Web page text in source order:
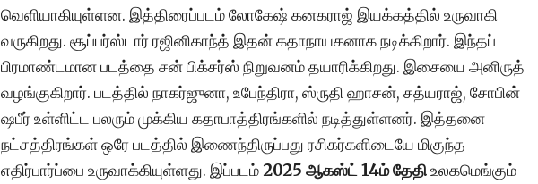
வெளியாகியுள்ளன. இத்திரைப்படம் லோகேஷ் கனகராஜ் இயக்கத்தில் உருவாகி
வருகிறது. சூப்பர்ஸ்டார் ரஜினிகாந்த் இதன் கதாநாயகனாக நடிக்கிறார். இந்தப்
பிரமாண்டமான படத்தை சன் பிக்சர்ஸ் நிறுவனம் தயாரிக்கிறது. இசையை அனிருத்
வழங்குகிறார். படத்தில் நாகர்ஜுனா, உபேந்திரா, ஸ்ருதி ஹாசன், சத்யராஜ், சோபின்
ஷபீர் உள்ளிட்ட பலரும் முக்கிய கதாபாத்திரங்களில் நடித்துள்ளனர். இத்தனை
நட்சத்திரங்கள் ஒரே படத்தில் இணைந்திருப்பது ரசிகர்களிடையே மிகுந்த
எதிர்பார்ப்பை உருவாக்கியுள்ளது. இப்படம் 2025 ஆகஸ்ட் 14ம் தேதிஉலகமெங்கும்